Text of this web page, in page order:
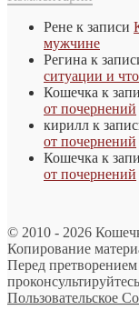
Рене к записи
мужчине
Регина к
ситуации и
Кошечка к
от почернений
кирилл к
от почернений
Кошечка к
от почернений
© 2010 - 2026
Копирование
Перед
Пользовательское